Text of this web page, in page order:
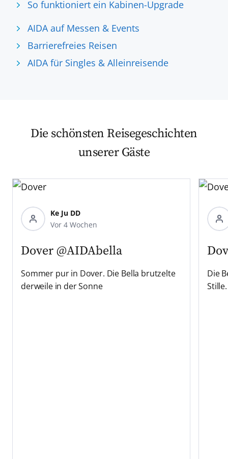
So funktioniert ein Kabinen-Upgrade
AIDA auf Messen & Events
Barrierefreies Reisen
AIDA für Singles & Alleinreisende
Die schönsten Reisegeschichten
unserer Gäste
Ke Ju DD
Vor 4 Wochen
Dover @AIDAbella
Sommer pur in Dover. Die Bella brutzelte
derweile in der Sonne
Die
Stille.